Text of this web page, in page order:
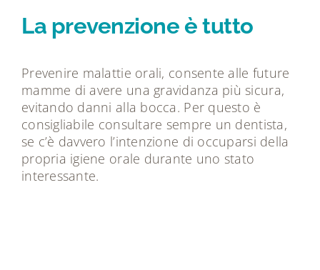
La prevenzione è tutto
Prevenire malattie orali, consente alle future
mamme di avere una gravidanza più sicura,
evitando danni alla bocca. Per questo è
consigliabile consultare sempre un dentista,
se c’è davvero l’intenzione di occuparsi della
propria igiene orale durante uno stato
interessante.